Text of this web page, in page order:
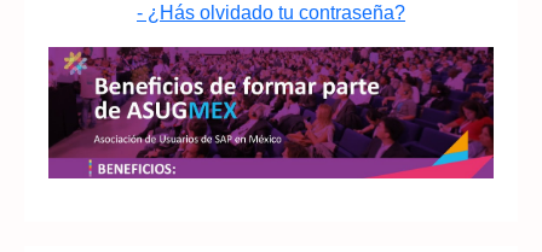
- ¿Hás olvidado tu contraseña?